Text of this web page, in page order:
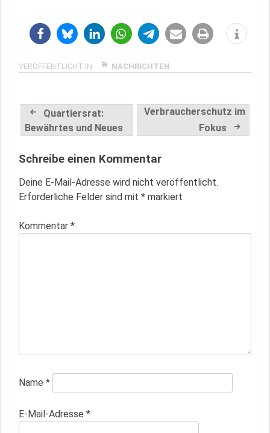
VERÖFFENTLICHT IN NACHRICHTEN
Beitragsnavigation
Quartiersrat:
Bewährtes und Neues
Verbraucherschutz im
Fokus
Schreibe einen Kommentar
Deine E-Mail-Adresse wird nicht veröffentlicht.
Erforderliche Felder sind mit * markiert
Kommentar *
Name *
E-Mail-Adresse *